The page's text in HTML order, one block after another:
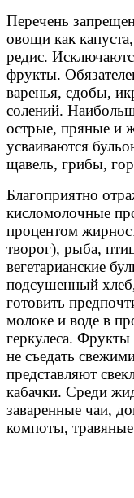
Перечень
овощи как
редис.
фрукты.
варенья, сдобы,
солений.
острые, пряные и
усваиваются
щавель, грибы,
Благоприятно
кисломолочные
процентом
творог), рыба,
вегетарианские
подсушенный
готовить
молоке и воде в
геркулеса.
не съедать
представляют
кабачки. Среди
заваренные чаи,
компоты,